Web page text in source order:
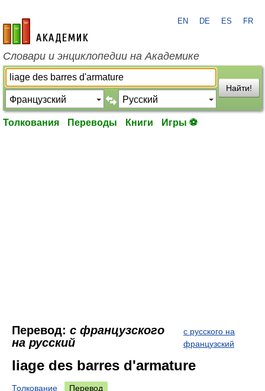
academic.ru
EN DE ES FR
Словари и энциклопедии на Академике
Найти!
Толкования Переводы Книги Игры ⚽
Перевод: с французского
на русский
с русского на
французский
liage des barres d'armature
Толкование Перевод